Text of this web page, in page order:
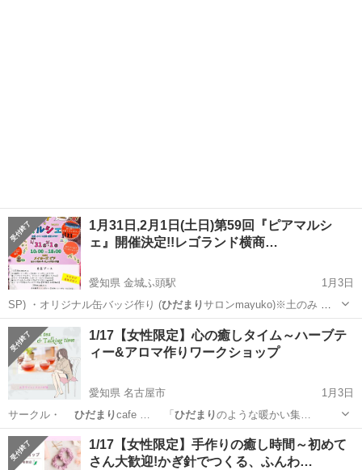
1月31日,2月1日(土日)第59回『ピアマルシ
ェ』開催決定!!レゴランド横商…
愛知県 金城ふ頭駅
1月3日
SP) ・オリジナル缶バッジ作り (ひだまりサロンmayuko)※土のみ ・
対面…
愛知 名古屋市 金城ふ頭駅 地域/お祭り ピアマルシェ
1/17【女性限定】心の癒しタイム～ハーブテ
ィー&アロマ作りワークショップ
愛知県 名古屋市
1月3日
サークル・ ひだまり cafe … 「 ひだまりのような暖かい集…
愛知 名古屋市 ワークショップ ハーブティー
1/17【女性限定】手作りの癒し時間～初めて
さん大歓迎!かぎ針でつくる、ふんわ…